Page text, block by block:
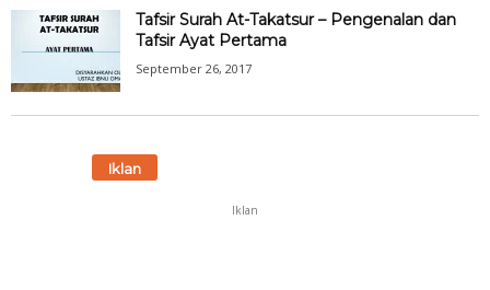
Tafsir Surah At-Takatsur – Pengenalan dan
Tafsir Ayat Pertama
September 26, 2017
Iklan
Iklan